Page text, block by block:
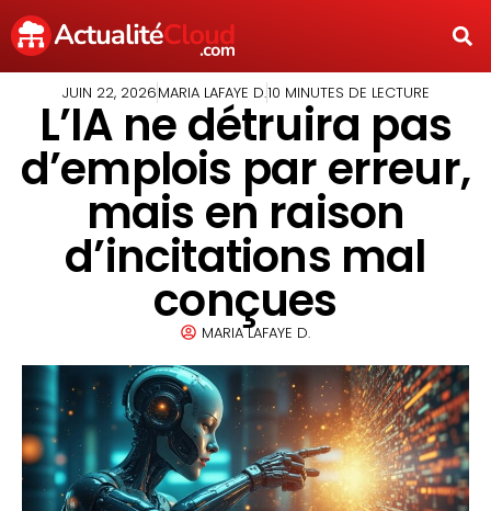
JUIN 22, 2026MARIA LAFAYE D.10 MINUTES DE LECTURE
L’IA ne détruira pas
d’emplois par erreur,
mais en raison
d’incitations mal
conçues
MARIA LAFAYE D.